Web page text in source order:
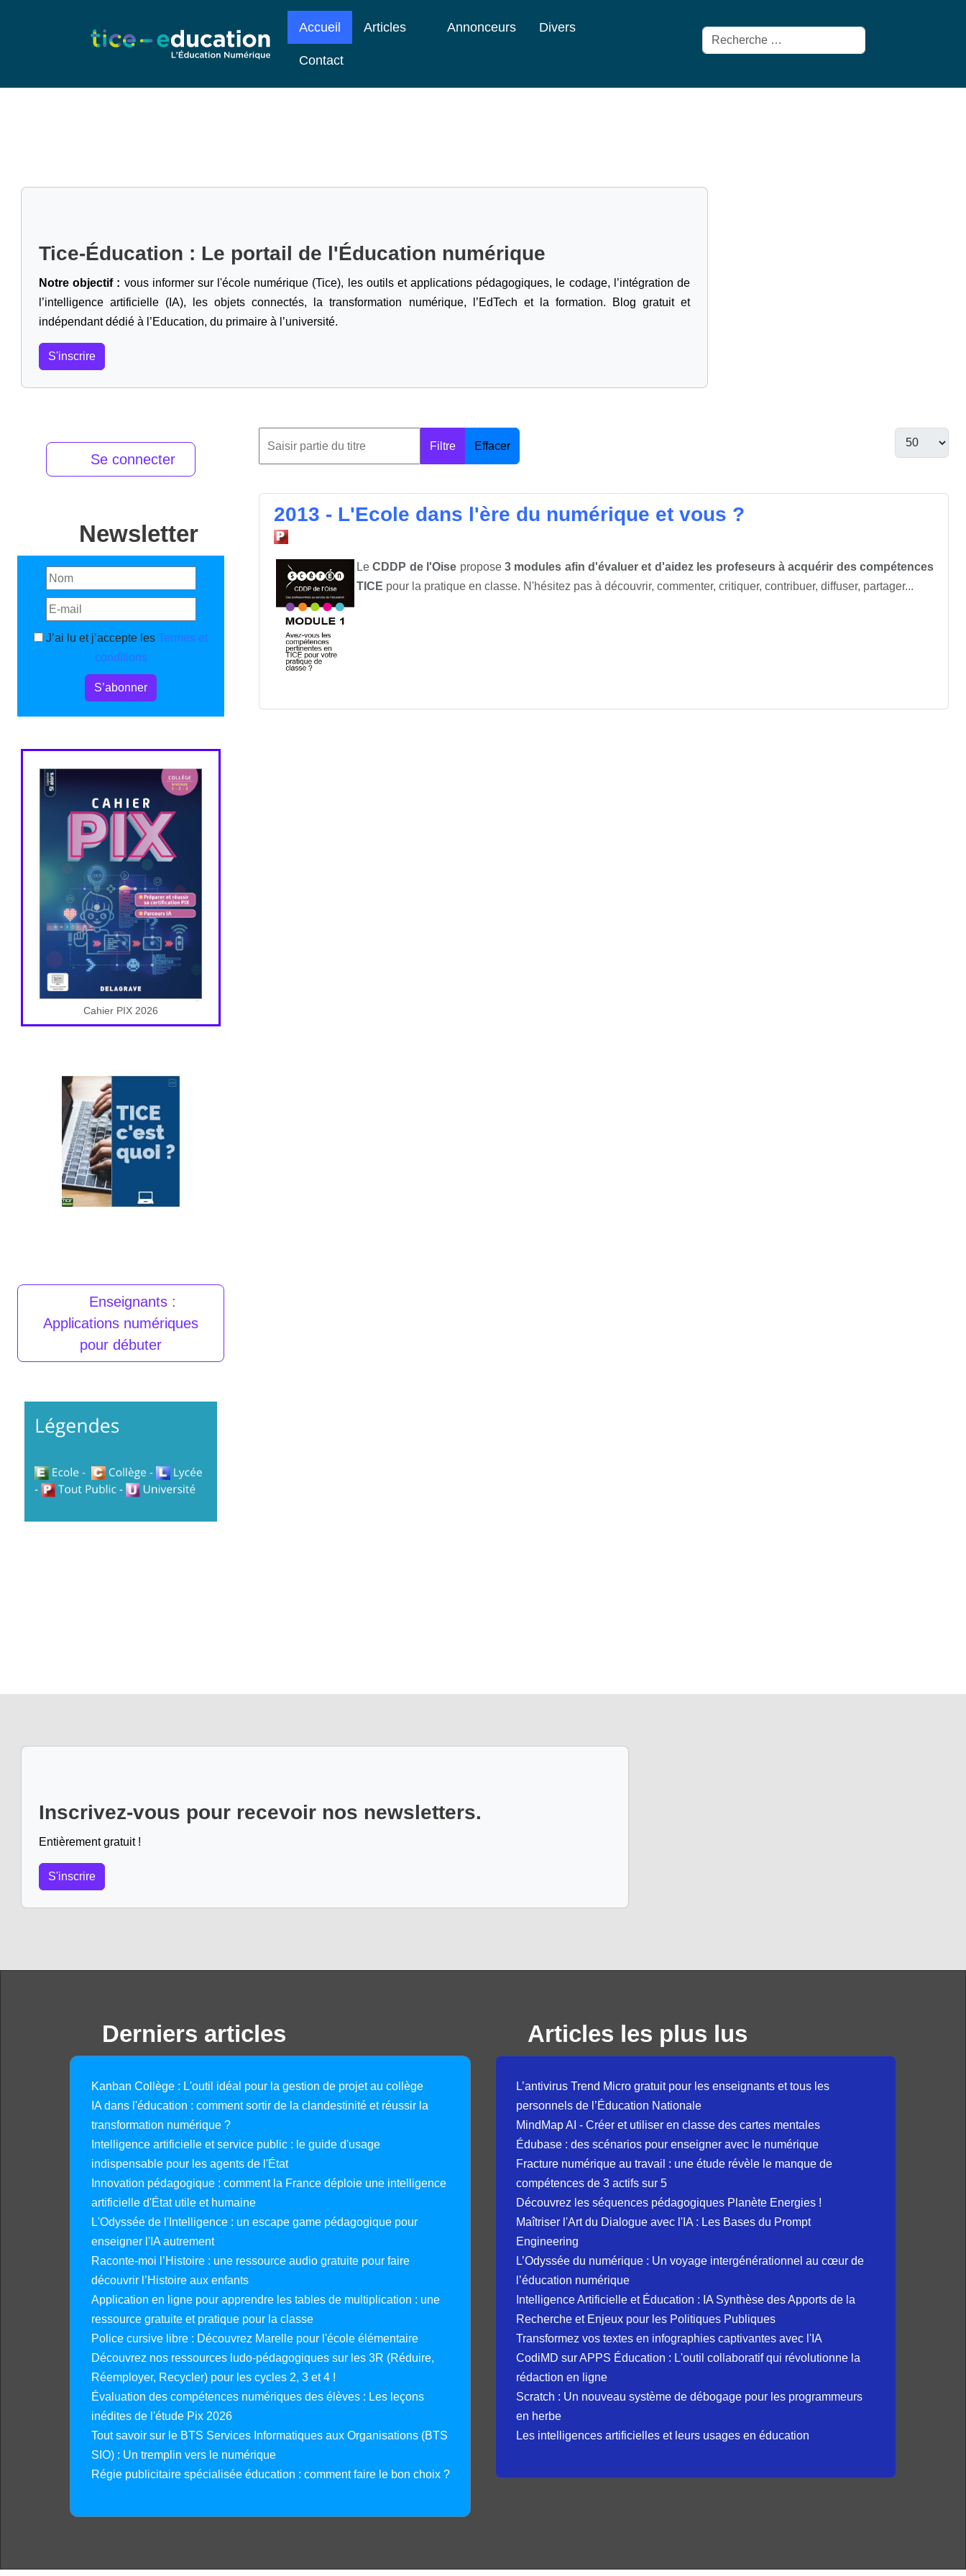
Accueil Articles Annonceurs Divers
Contact
Rechercher
Tice-Éducation : Le portail de l'Éducation numérique
Notre objectif : vous informer sur l'école numérique (Tice), les outils et applications pédagogiques, le codage,
l’intégration de
l’intelligence artificielle (IA), les objets connectés, la transformation numérique, l’EdTech et la formation. Blog gratuit et
indépendant dédié à l’Education, du primaire à l’université.
S'inscrire
Se connecter
Newsletter
J’ai lu et j’accepte les Termes et
conditions
S’abonner
Cahier PIX 2026
Enseignants :
Applications numériques
pour débuter
Filtre Effacer
2013 - L'Ecole dans l'ère du numérique et vous ?
Le CDDP de l'Oise propose 3 modules afin d'évaluer et d'aidez les profeseurs à acquérir des compétences
TICE pour la pratique en classe. N'hésitez pas à découvrir, commenter, critiquer, contribuer, diffuser, partager...
Inscrivez-vous pour recevoir nos newsletters.
Entièrement gratuit !
S'inscrire
Derniers articles
Kanban Collège : L'outil idéal pour la gestion de projet au collège
IA dans l'éducation : comment sortir de la clandestinité et réussir la
transformation numérique ?
Intelligence artificielle et service public : le guide d'usage
indispensable pour les agents de l'État
Innovation pédagogique : comment la France déploie une intelligence
artificielle d'État utile et humaine
L'Odyssée de l'Intelligence : un escape game pédagogique pour
enseigner l'IA autrement
Raconte-moi l’Histoire : une ressource audio gratuite pour faire
découvrir l’Histoire aux enfants
Application en ligne pour apprendre les tables de multiplication : une
ressource gratuite et pratique pour la classe
Police cursive libre : Découvrez Marelle pour l'école élémentaire
Découvrez nos ressources ludo-pédagogiques sur les 3R (Réduire,
Réemployer, Recycler) pour les cycles 2, 3 et 4 !
Évaluation des compétences numériques des élèves : Les leçons
inédites de l'étude Pix 2026
Tout savoir sur le BTS Services Informatiques aux Organisations (BTS
SIO) : Un tremplin vers le numérique
Régie publicitaire spécialisée éducation : comment faire le bon choix ?
Articles les plus lus
L’antivirus Trend Micro gratuit pour les enseignants et tous les
personnels de l’Éducation Nationale
MindMap AI - Créer et utiliser en classe des cartes mentales
Édubase : des scénarios pour enseigner avec le numérique
Fracture numérique au travail : une étude révèle le manque de
compétences de 3 actifs sur 5
Découvrez les séquences pédagogiques Planète Energies !
Maîtriser l'Art du Dialogue avec l'IA : Les Bases du Prompt
Engineering
L’Odyssée du numérique : Un voyage intergénérationnel au cœur de
l’éducation numérique
Intelligence Artificielle et Éducation : IA Synthèse des Apports de la
Recherche et Enjeux pour les Politiques Publiques
Transformez vos textes en infographies captivantes avec l'IA
CodiMD sur APPS Éducation : L'outil collaboratif qui révolutionne la
rédaction en ligne
Scratch : Un nouveau système de débogage pour les programmeurs
en herbe
Les intelligences artificielles et leurs usages en éducation